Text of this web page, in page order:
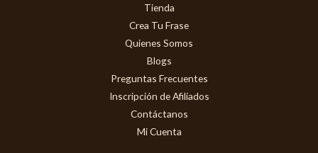
Tienda
Crea Tu Frase
Quienes Somos
Blogs
Preguntas Frecuentes
Inscripción de Afiliados
Contáctanos
Mi Cuenta